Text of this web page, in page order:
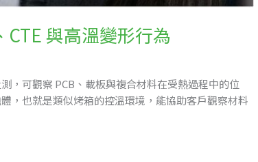
與高溫變形行為
，可觀察 PCB、載板與複合材料在受熱過程中的位
，也就是類似烤箱的控溫環境，能協助客戶觀察材料